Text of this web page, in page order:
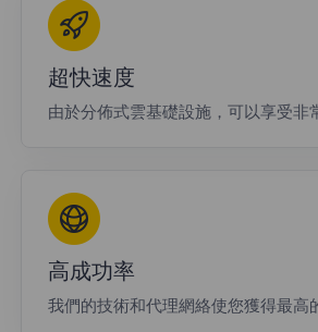
超快速度
由於分佈式雲基礎設施，可以享受非
高成功率
我們的技術和代理網絡使您獲得最高